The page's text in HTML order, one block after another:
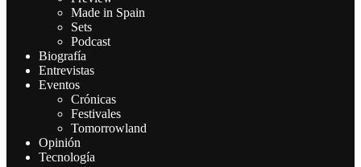
Made in Spain
Sets
Podcast
Biografía
Entrevistas
Eventos
Crónicas
Festivales
Tomorrowland
Opinión
Tecnología